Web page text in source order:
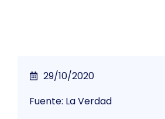
29/10/2020
Fuente: La Verdad